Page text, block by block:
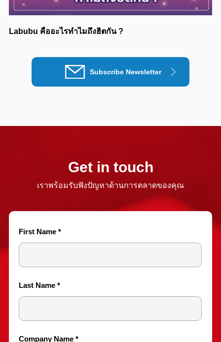
Labubu คืออะไรทำไมถึงฮิตกัน ?
Subscribe Newsletter
Get in touch
เราพร้อมรับฟังปัญหาด้านการตลาดของคุณ